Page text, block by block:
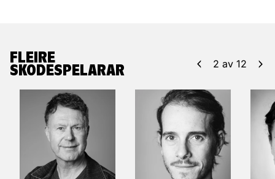
FLEIRE
SKODESPELARAR 2 av 12